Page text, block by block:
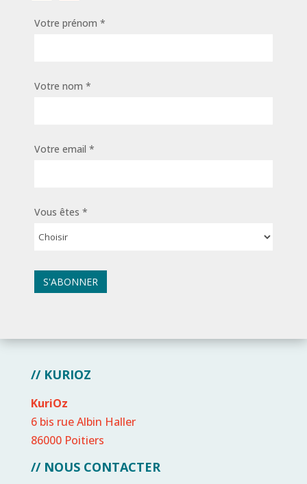
Votre prénom *
Votre nom *
Votre email *
Vous êtes *
// KURIOZ
KuriOz
6 bis rue Albin Haller
86000 Poitiers
// NOUS CONTACTER